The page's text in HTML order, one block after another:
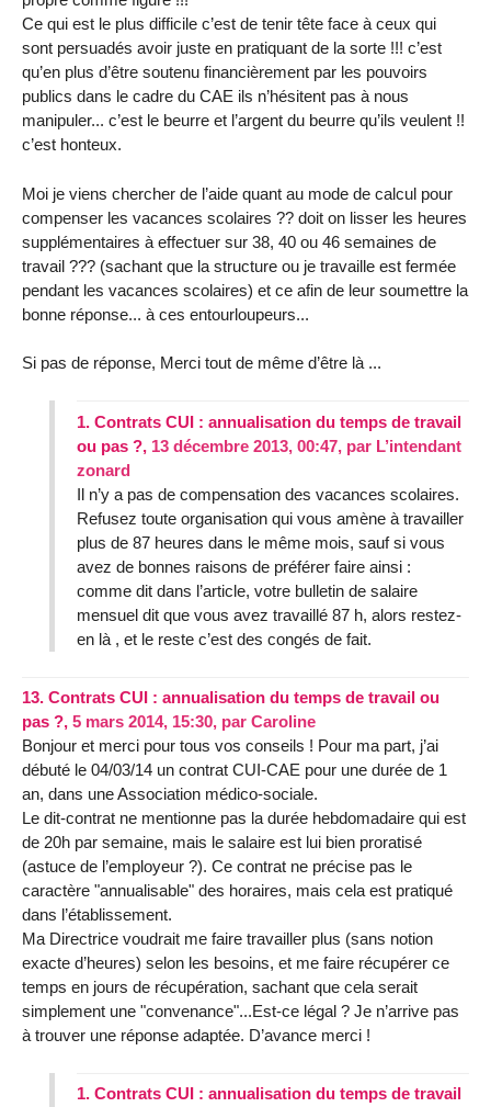
Ce qui est le plus difficile c’est de tenir tête face à ceux qui
sont persuadés avoir juste en pratiquant de la sorte !!! c’est
qu’en plus d’être soutenu financièrement par les pouvoirs
publics dans le cadre du CAE ils n’hésitent pas à nous
manipuler... c’est le beurre et l’argent du beurre qu’ils veulent !!
c’est honteux.
Moi je viens chercher de l’aide quant au mode de calcul pour
compenser les vacances scolaires ?? doit on lisser les heures
supplémentaires à effectuer sur 38, 40 ou 46 semaines de
travail ??? (sachant que la structure ou je travaille est fermée
pendant les vacances scolaires) et ce afin de leur soumettre la
bonne réponse... à ces entourloupeurs...
Si pas de réponse, Merci tout de même d’être là ...
1. Contrats CUI : annualisation du temps de travail
ou pas ?, 13 décembre 2013, 00:47, par L’intendant
zonard
Il n’y a pas de compensation des vacances scolaires.
Refusez toute organisation qui vous amène à travailler
plus de 87 heures dans le même mois, sauf si vous
avez de bonnes raisons de préférer faire ainsi :
comme dit dans l’article, votre bulletin de salaire
mensuel dit que vous avez travaillé 87 h, alors restez-
en là , et le reste c’est des congés de fait.
13. Contrats CUI : annualisation du temps de travail ou
pas ?, 5 mars 2014, 15:30, par Caroline
Bonjour et merci pour tous vos conseils ! Pour ma part, j’ai
débuté le 04/03/14 un contrat CUI-CAE pour une durée de 1
an, dans une Association médico-sociale.
Le dit-contrat ne mentionne pas la durée hebdomadaire qui est
de 20h par semaine, mais le salaire est lui bien proratisé
(astuce de l’employeur ?). Ce contrat ne précise pas le
caractère "annualisable" des horaires, mais cela est pratiqué
dans l’établissement.
Ma Directrice voudrait me faire travailler plus (sans notion
exacte d’heures) selon les besoins, et me faire récupérer ce
temps en jours de récupération, sachant que cela serait
simplement une "convenance"...Est-ce légal ? Je n’arrive pas
à trouver une réponse adaptée. D’avance merci !
1. Contrats CUI : annualisation du temps de travail